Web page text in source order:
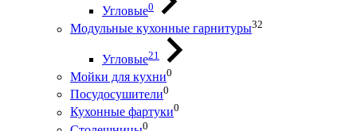
Угловые0
Модульные кухонные гарнитуры32
Угловые21
Мойки для кухни0
Посудосушители0
Кухонные фартуки0
0